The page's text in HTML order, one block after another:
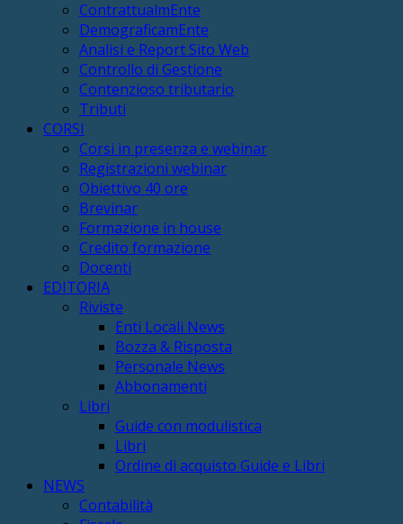
ContrattualmEnte
DemograficamEnte
Analisi e Report Sito Web
Controllo di Gestione
Contenzioso tributario
Tributi
CORSI
Corsi in presenza e webinar
Registrazioni webinar
Obiettivo 40 ore
Brevinar
Formazione in house
Credito formazione
Docenti
EDITORIA
Riviste
Enti Locali News
Bozza & Risposta
Personale News
Abbonamenti
Libri
Guide con modulistica
Libri
Ordine di acquisto Guide e Libri
NEWS
Contabilità